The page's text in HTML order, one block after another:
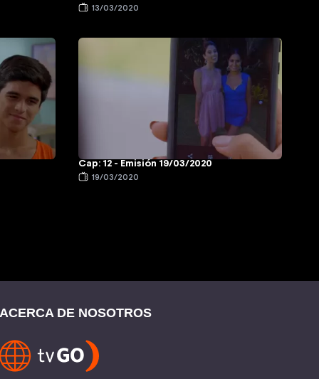
13/03/2020
Cap: 12 - Emisión 19/03/2020
19/03/2020
ACERCA DE NOSOTROS